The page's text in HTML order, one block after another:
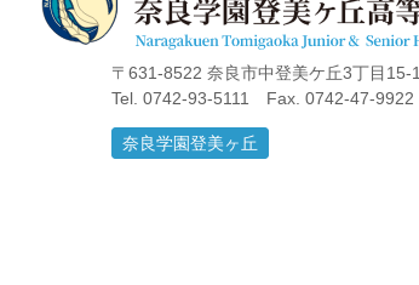
〒631-8522 奈良市中登美ケ丘3丁目15-1
Tel. 0742-93-5111 Fax. 0742-47-9922
奈良学園登美ヶ丘